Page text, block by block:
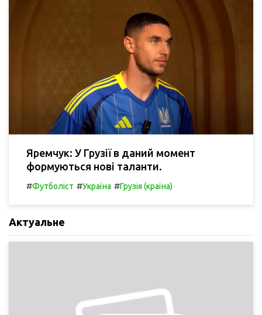
Яремчук: У Грузії в даний момент
формуються нові таланти.
#Футболіст #Україна #Грузія (країна)
Актуальне